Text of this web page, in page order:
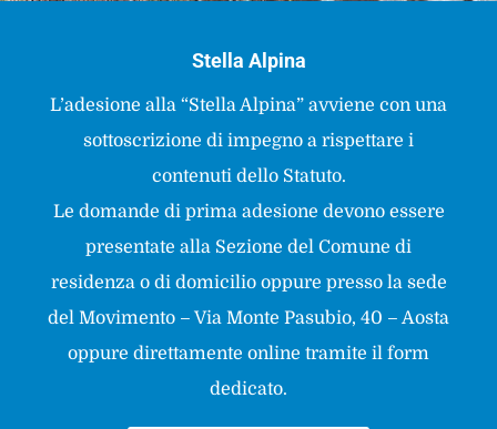
Stella Alpina
L’adesione alla “Stella Alpina” avviene con una
sottoscrizione di impegno a rispettare i
contenuti dello Statuto.
Le domande di prima adesione devono essere
presentate alla Sezione del Comune di
residenza o di domicilio oppure presso la sede
del Movimento – Via Monte Pasubio, 40 – Aosta
oppure direttamente online tramite il form
dedicato.